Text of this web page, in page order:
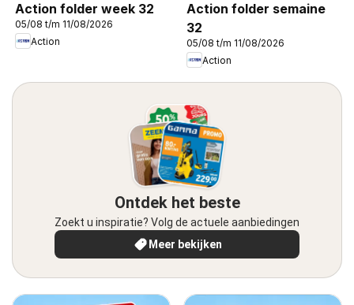
Action folder week 32
05/08 t/m 11/08/2026
Action
Action folder semaine
32
05/08 t/m 11/08/2026
Action
Ontdek het beste
Zoekt u inspiratie? Volg de actuele aanbiedingen
Meer bekijken